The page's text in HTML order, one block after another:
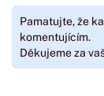
Pamatujte, že
komentujícím.
Děkujeme za